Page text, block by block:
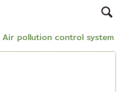
Air pollution control system